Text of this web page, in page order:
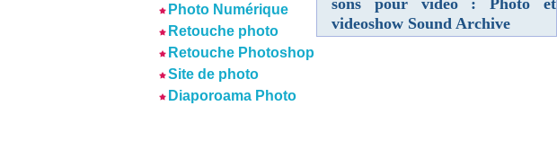
Photo Numérique
Retouche photo
Retouche Photoshop
Site de photo
Diaporoama Photo
sons pour vidéo : Photo et
videoshow Sound Archive